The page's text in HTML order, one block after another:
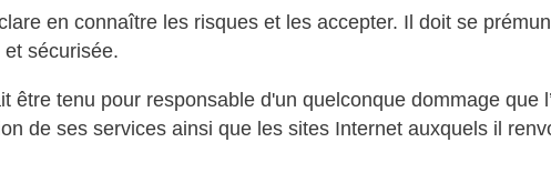
en connaître les risques et les accepter. Il doit se
sécurisée.
être tenu pour responsable d'un quelconque dommage que
de ses services ainsi que les sites Internet auxquels il